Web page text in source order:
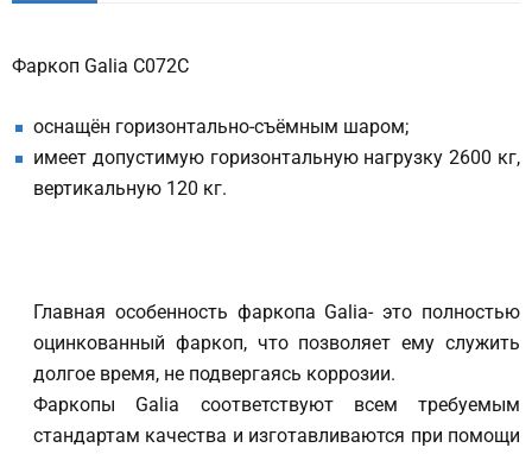
Фаркоп Galia C072C
оснащён горизонтально-съёмным шаром;
имеет допустимую горизонтальную нагрузку 2600 кг,
вертикальную 120 кг.
Главная особенность фаркопа Galia- это полностью
оцинкованный фаркоп, что позволяет ему служить
долгое время, не подвергаясь коррозии.
Фаркопы Galia соответствуют всем требуемым
стандартам качества и изготавливаются при помощи